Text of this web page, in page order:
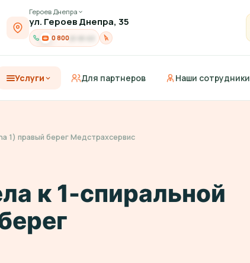
Героев Днепра
ул. Героев Днепра, 35
0 80021-91-03
Услуги Для партнеров Наши сотрудники
1) правый берег Медстрахсервис
к 1-спиральной